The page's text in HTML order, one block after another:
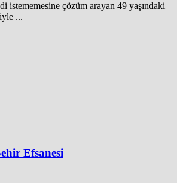
istememesine çözüm arayan 49 yaşındaki
...
Efsanesi